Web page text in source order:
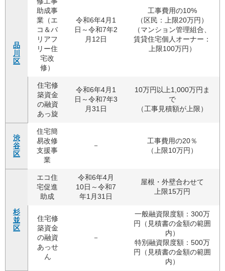
品
川
区
助成事
業（エ
コ＆バ
リアフ
リー住
宅改
修）
令和6年4月1
日～令和7年2
月12日
工事費用の10%
（区民：上限20万円）
（マンション管理組合、
賃貸住宅個人オーナー：
上限100万円）
住宅修
築資金
の融資
あっ旋
令和6年4月1
日～令和7年3
月31日
10万円以上1,000万円ま
で
（工事見積額が上限）
渋
谷
区
住宅簡
易改修
支援事
業
－
工事費用の20％
（上限10万円）
杉
並
区
エコ住
宅促進
助成
令和6年4月
10日～令和7
年1月31日
屋根・外壁合わせて
上限15万円
住宅修
築資金
の融資
あっせ
ん
－
一般融資限度額：300万
円（見積書の金額の範囲
内）
特別融資限度額：500万
円（見積書の金額の範囲
内）